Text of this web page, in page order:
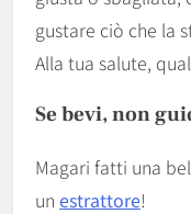
gustare ciò che la
Alla tua salute,
Se bevi, non
Magari fatti una
un estrattore!